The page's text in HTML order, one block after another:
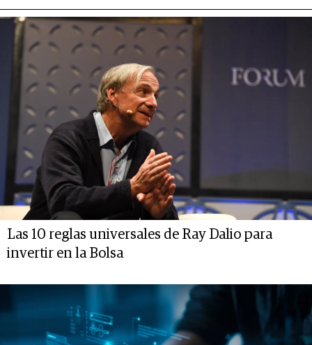
Las 10 reglas universales de Ray Dalio para
invertir en la Bolsa